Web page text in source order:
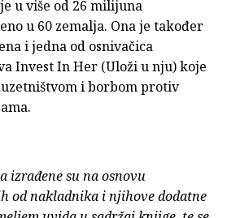
u više od 26 milijuna
u 60 zemalja. Ona je također
i jedna od osnivačica
Invest In Her (Uloži u nju) koje
i borbom protiv
izrađene su na osnovu
od nakladnika i njihove dodatne